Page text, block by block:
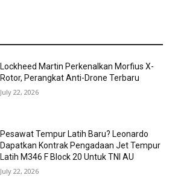
Lockheed Martin Perkenalkan Morfius X-
Rotor, Perangkat Anti-Drone Terbaru
July 22, 2026
Pesawat Tempur Latih Baru? Leonardo
Dapatkan Kontrak Pengadaan Jet Tempur
Latih M346 F Block 20 Untuk TNI AU
July 22, 2026